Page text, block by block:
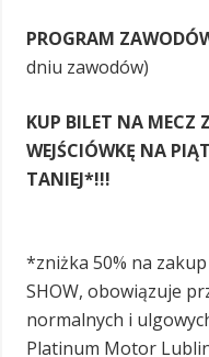
PROGRAM
dniu zawodów)
KUP BILET NA MECZ
WEJŚCIÓWKĘ NA
TANIEJ*!!!
*zniżka 50% na
SHOW, obowiązuje
normalnych i
Platinum Motor